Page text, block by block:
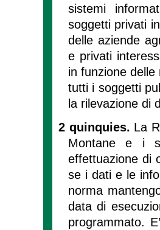
sistemi
soggetti privati
delle aziende
e privati
in funzione
tutti i soggetti
la rilevazione di
2 quinquies. La
Montane e i
effettuazione di
se i dati e le
norma
data di
programmato.